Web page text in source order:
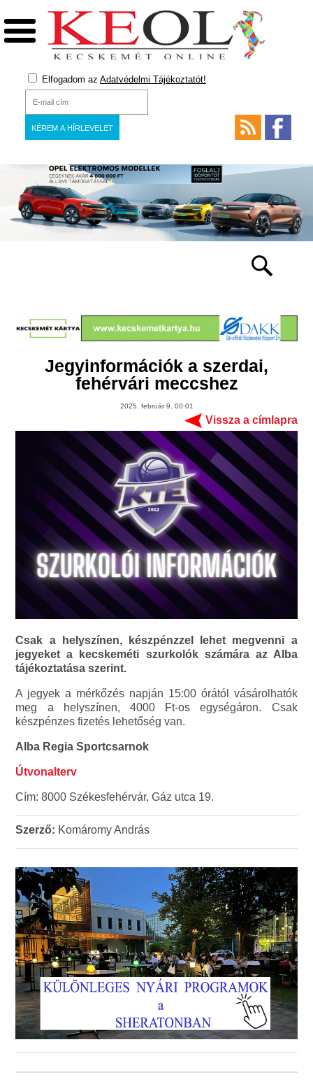
Elfogadom az Adatvédelmi Tájékoztatót!
Jegyinformációk a szerdai,
fehérvári meccshez
2025. február 9. 00:01
Vissza a címlapra
Csak a helyszínen, készpénzzel lehet megvenni a
jegyeket a kecskeméti szurkolók számára az Alba
tájékoztatása szerint.
A jegyek a mérkőzés napján 15:00 órától vásárolhatók
meg a helyszínen, 4000 Ft-os egységáron. Csak
készpénzes fizetés lehetőség van.
Alba Regia Sportcsarnok
Útvonalterv
Cím: 8000 Székesfehérvár, Gáz utca 19.
Szerző: Komáromy András